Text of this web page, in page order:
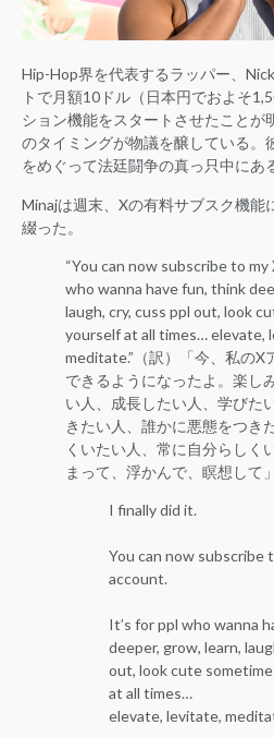
Hip-Hop界を代表するラッパー、
トで月額10ドル（日本円でおよそ
ション機能をスタートさせたことが
のタイミングが物議を醸している。
をめぐって法廷闘争の真っ只中にあ
Minajは週末、Xの有料サブスク機能
綴った。
“You can now subscribe to
who wanna have fun, think
laugh, cry, cuss ppl out, look
yourself at all times… elevate,
meditate.”（訳）「今、私のX
できるようになったよ。楽し
い人、成長したい人、学びた
きたい人、誰かに悪態をつき
くいたい人、常に自分らしく
まって、浮かんで、瞑想して」
I finally did it.
You can now subscribe
account.
It’s for ppl who wanna
deeper, grow, learn,
out, look cute
at all times…
elevate, levitate,